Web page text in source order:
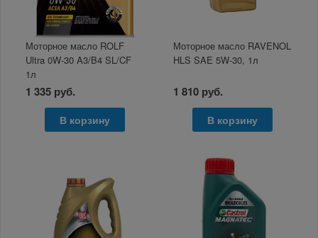
Моторное масло ROLF
Ultra 0W-30 A3/B4 SL/CF
1л
1 335 руб.
В корзину
Моторное масло RAVENOL
HLS SAE 5W-30, 1л
1 810 руб.
В корзину